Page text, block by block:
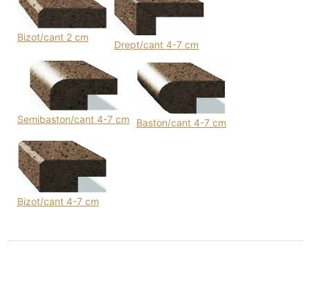
Bizot/cant 2 cm
Drept/cant 4-7 cm
Semibaston/cant 4-7 cm Baston/cant 4-7 cm
Bizot/cant 4-7 cm